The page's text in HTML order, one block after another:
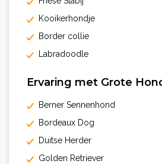
Kooikerhondje
Border collie
Labradoodle
Ervaring met Grote
Berner Sennenhond
Bordeaux Dog
Duitse Herder
Golden Retriever